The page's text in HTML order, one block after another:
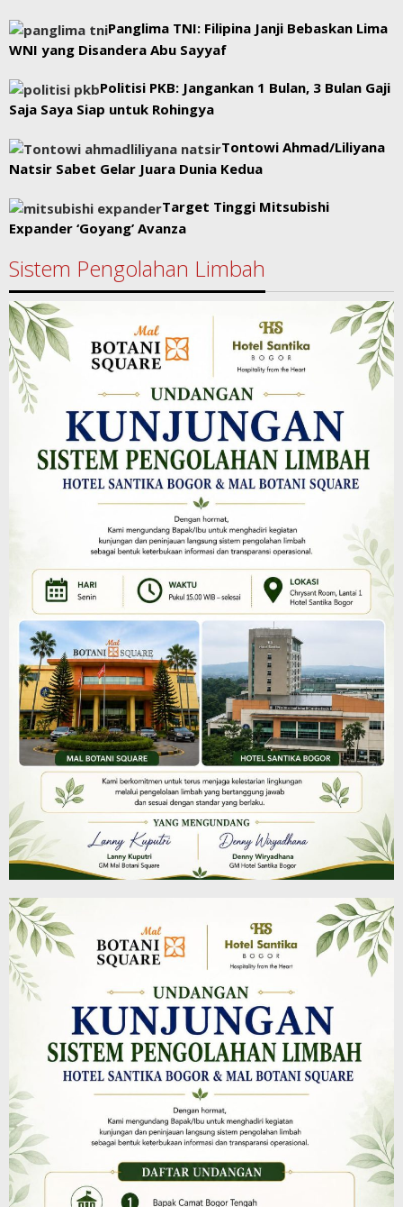
Panglima TNI: Filipina Janji Bebaskan Lima
WNI yang Disandera Abu Sayyaf
Politisi PKB: Jangankan 1 Bulan, 3 Bulan Gaji
Saja Saya Siap untuk Rohingya
Tontowi Ahmad/Liliyana
Natsir Sabet Gelar Juara Dunia Kedua
Target Tinggi Mitsubishi
Expander ‘Goyang’ Avanza
Sistem Pengolahan Limbah